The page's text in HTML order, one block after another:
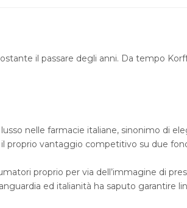
il passare degli anni. Da tempo
nelle farmacie italiane, sinonimo di
proprio vantaggio competitivo su due
proprio per via dell’immagine di
ed italianità ha saputo garantire